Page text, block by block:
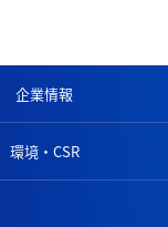
企業情報
環境・CSR